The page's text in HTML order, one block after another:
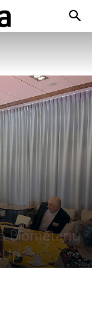
Biometanu